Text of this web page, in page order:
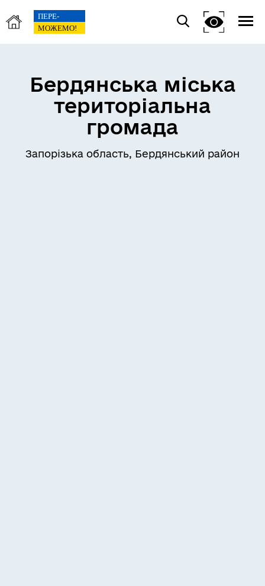
Бердянська міська
територіальна
громада
Запорізька область, Бердянський район